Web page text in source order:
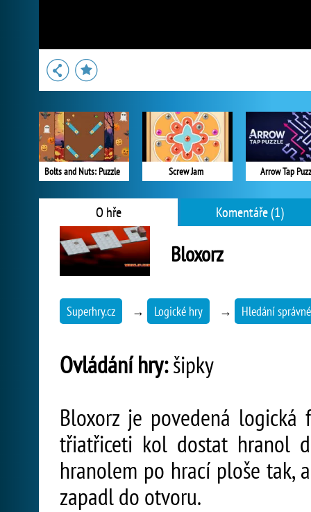
Bolts and Nuts: Puzzle Screw Jam Arrow Tap
O hře Komentáře (1)
Bloxorz
Superhry.cz → Logické hry → Hledání
Ovládání hry:šipky
Bloxorz je povedená logická
třiatřiceti kol dostat hranol
hranolem po hrací ploše tak,
zapadl do otvoru.